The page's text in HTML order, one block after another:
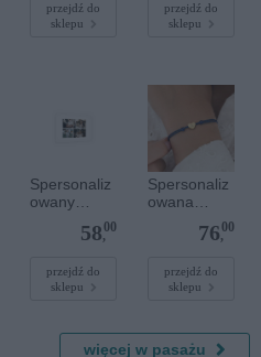
Złote kółko
przejdź do
sklepu
szlachetnym
i - Szary - M
przejdź do
sklepu
Spersonaliz
owany
plakat - 30 x
58,
00
przejdź do
sklepu
Spersonaliz
owana
bransoletka
sznurkowa -
Złote serce
76,
00
przejdź do
sklepu
więcej w pasażu